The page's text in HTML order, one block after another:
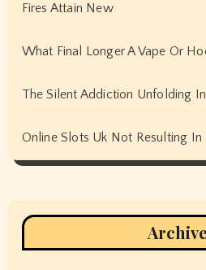
Fires Attain New
What Final Longer A Vape Or
The Silent Addiction Unfolding
Online Slots Uk Not Resulting In